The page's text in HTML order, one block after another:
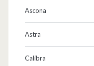
h
Ascona
Astra
Calibra